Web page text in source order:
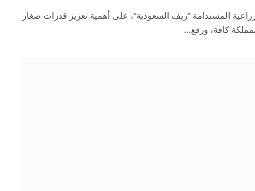
المستدامة ”ريف السعودية“، على أهمية تعزيز قدرات صغار
كافة، ورفع…